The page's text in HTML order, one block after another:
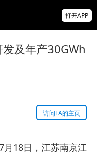
打开APP
及年产30GWh
访问TA的主页
月18日，江苏南京江